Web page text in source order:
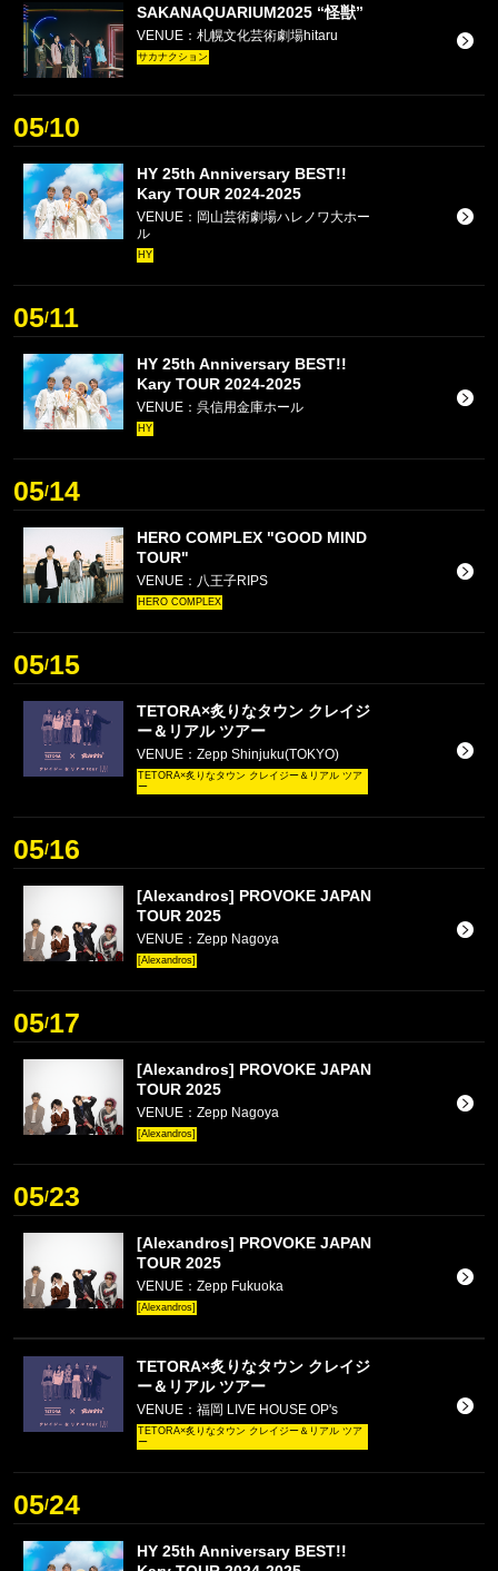
SAKANAQUARIUM2025 “怪獣”
VENUE：札幌文化芸術劇場hitaru
サカナクション
05/10
HY 25th Anniversary BEST!!
Kary TOUR 2024-2025
VENUE：岡山芸術劇場ハレノワ大ホー
ル
HY
05/11
HY 25th Anniversary BEST!!
Kary TOUR 2024-2025
VENUE：呉信用金庫ホール
HY
05/14
HERO COMPLEX "GOOD MIND
TOUR"
VENUE：八王子RIPS
HERO COMPLEX
05/15
TETORA×炙りなタウン クレイジ
ー＆リアル ツアー
VENUE：Zepp Shinjuku(TOKYO)
TETORA×炙りなタウン クレイジー＆リアル ツア
ー
05/16
[Alexandros] PROVOKE JAPAN
TOUR 2025
VENUE：Zepp Nagoya
[Alexandros]
05/17
[Alexandros] PROVOKE JAPAN
TOUR 2025
VENUE：Zepp Nagoya
[Alexandros]
05/23
[Alexandros] PROVOKE JAPAN
TOUR 2025
VENUE：Zepp Fukuoka
[Alexandros]
TETORA×炙りなタウン クレイジ
ー＆リアル ツアー
VENUE：福岡 LIVE HOUSE OP's
TETORA×炙りなタウン クレイジー＆リアル ツア
ー
05/24
HY 25th Anniversary BEST!!